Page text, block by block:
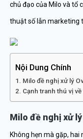
chủ đạo của Milo và tổ
thuật số lẫn marketing
Nội Dung Chính
Milo đề nghị xử lý
Cạnh tranh thú vị
Milo đề nghị xử
Không hẹn mà gặp,